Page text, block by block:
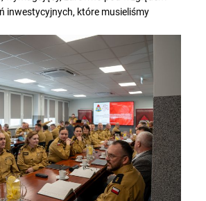
inwestycyjnych, które musieliśmy